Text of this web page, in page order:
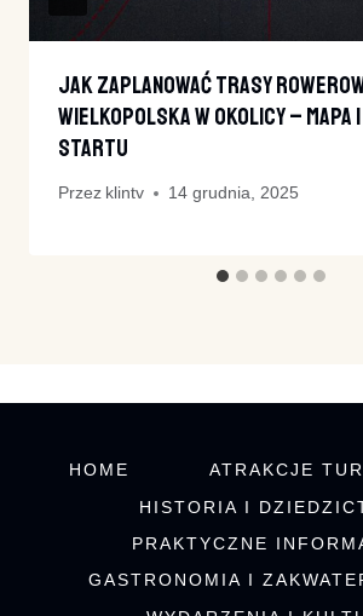
Jak Zaplanować Trasy
Wielkopolska W Okolicy – Mapa
Startu
Przez klintv 14 grudnia, 2025
HOME
ATRAKCJE
HISTORIA I
PRAKTYCZNE
GASTRONOMIA I